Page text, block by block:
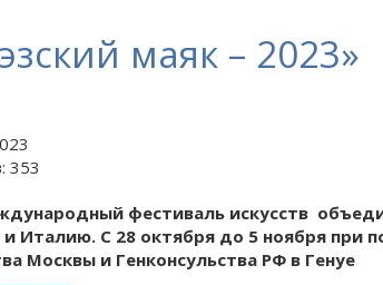
маяк – 2023»
353
фестиваль искусств
и Италию. С 28 октября до 5 ноября при
Москвы и Генконсульства РФ в Генуе